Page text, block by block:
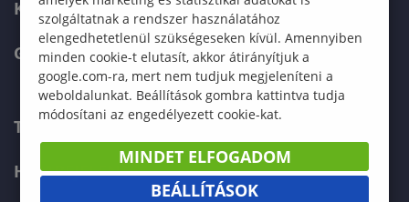
KARRIER
GREEN UNIVERSITY
TELEFONKÖNYV
HIBABEJELENTÉS
szolgáltatnak a rendszer használatához
elengedhetetlenül szükségeseken kívül. Amennyiben
minden cookie-t elutasít, akkor átirányítjuk a
google.com-ra, mert nem tudjuk megjeleníteni a
weboldalunkat. Beállítások gombra kattintva tudja
módosítani az engedélyezett cookie-kat.
MINDET ELFOGADOM
BEÁLLÍTÁSOK